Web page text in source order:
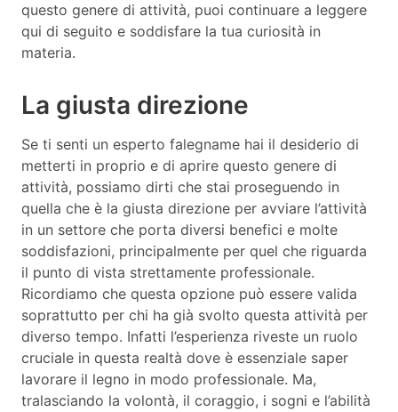
questo genere di attività, puoi continuare a leggere
qui di seguito e soddisfare la tua curiosità in
materia.
La giusta direzione
Se ti senti un esperto falegname hai il desiderio di
metterti in proprio e di aprire questo genere di
attività, possiamo dirti che stai proseguendo in
quella che è la giusta direzione per avviare l’attività
in un settore che porta diversi benefici e molte
soddisfazioni, principalmente per quel che riguarda
il punto di vista strettamente professionale.
Ricordiamo che questa opzione può essere valida
soprattutto per chi ha già svolto questa attività per
diverso tempo. Infatti l’esperienza riveste un ruolo
cruciale in questa realtà dove è essenziale saper
lavorare il legno in modo professionale. Ma,
tralasciando la volontà, il coraggio, i sogni e l’abilità